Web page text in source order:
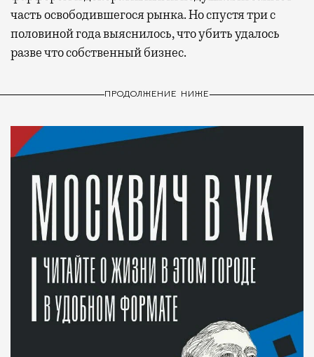
часть освободившегося рынка. Но спустя три с
половиной года выяснилось, что убить удалось
разве что собственный бизнес.
ПРОДОЛЖЕНИЕ НИЖЕ